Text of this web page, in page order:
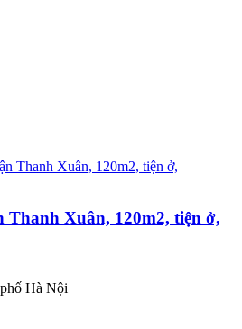
Thanh Xuân, 120m2, tiện ở,
Hà Nội